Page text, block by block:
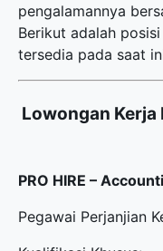
pengalamannya
Berikut adalah
tersedia pada saat
Lowongan Kerja
PRO HIRE –
Pegawai Perjanjian